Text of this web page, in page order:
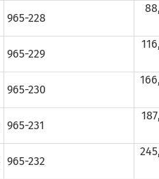
965-228
965-229
965-230
965-231
965-232